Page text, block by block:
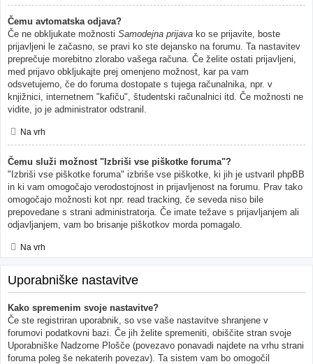
Čemu avtomatska odjava?
Če ne obkljukate možnosti Samodejna prijava ko se prijavite, boste
prijavljeni le začasno, se pravi ko ste dejansko na forumu. Ta nastavitev
preprečuje morebitno zlorabo vašega računa. Če želite ostati prijavljeni,
med prijavo obkljukajte prej omenjeno možnost, kar pa vam
odsvetujemo, če do foruma dostopate s tujega računalnika, npr. v
knjižnici, internetnem "kafiču", študentski računalnici itd. Če možnosti ne
vidite, jo je administrator odstranil.
Na vrh
Čemu služi možnost "Izbriši vse piškotke foruma"?
"Izbriši vse piškotke foruma" izbriše vse piškotke, ki jih je ustvaril phpBB
in ki vam omogočajo verodostojnost in prijavljenost na forumu. Prav tako
omogočajo možnosti kot npr. read tracking, če seveda niso bile
prepovedane s strani administratorja. Če imate težave s prijavljanjem ali
odjavljanjem, vam bo brisanje piškotkov morda pomagalo.
Na vrh
Uporabniške nastavitve
Kako spremenim svoje nastavitve?
Če ste registriran uporabnik, so vse vaše nastavitve shranjene v
forumovi podatkovni bazi. Če jih želite spremeniti, obiščite stran svoje
Uporabniške Nadzorne Plošče (povezavo ponavadi najdete na vrhu strani
foruma poleg še nekaterih povezav). Ta sistem vam bo omogočil